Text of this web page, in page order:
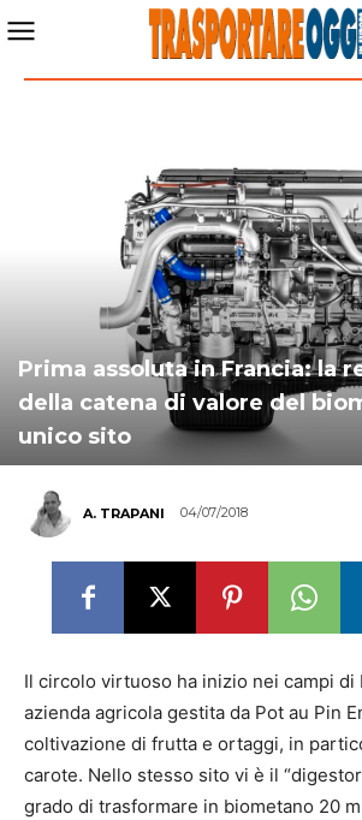
Prima assoluta in Francia: la
della catena di valore del
unico sito
A. TRAPANI 04/07/2018
Il circolo virtuoso ha inizio nei campi di
azienda agricola gestita da Pot au Pin
coltivazione di frutta e ortaggi, in
carote. Nello stesso sito vi è il
grado di trasformare in biometano 20